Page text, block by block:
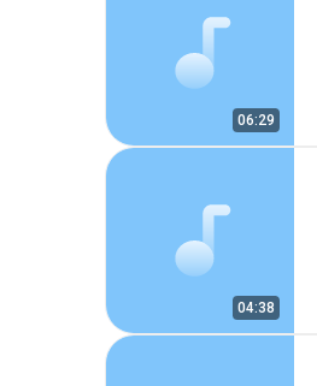
06:29
04:38